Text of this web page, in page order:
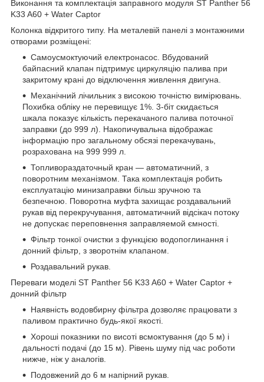
Виконання та комплектація заправного модуля ST Panther 56
K33 A60 + Water Captor
Колонка відкритого типу. На металевій панелі з монтажними
отворами розміщені:
Самоусмоктуючий електронасос. Вбудований
байпасний клапан підтримує циркуляцію палива при
закритому крані до відключення живлення двигуна.
Механічний лічильник з високою точністю вимірювань.
Похибка обліку не перевищує 1%. 3-біт скидається
шкала показує кількість перекачаного палива поточної
заправки (до 999 л). Накопичувальна відображає
інформацію про загальному обсязі перекачувань,
розрахована на 999 999 л.
Топливораздаточный кран — автоматичний, з
поворотним механізмом. Така комплектація робить
експлуатацію минизаправки більш зручною та
безпечною. Поворотна муфта захищає роздавальний
рукав від перекручування, автоматичний відсікач потоку
не допускає переповнення заправляемой ємності.
Фільтр тонкої очистки з функцією водопоглинання і
донний фільтр, з зворотнім клапаном.
Роздавальний рукав.
Переваги моделі ST Panther 56 K33 A60 + Water Captor +
донний фільтр
Наявність водовбирну фільтра дозволяє працювати з
паливом практично будь-якої якості.
Хороші показники по висоті всмоктування (до 5 м) і
дальності подачі (до 15 м). Рівень шуму під час роботи
нижче, ніж у аналогів.
Подовжений до 6 м напірний рукав.